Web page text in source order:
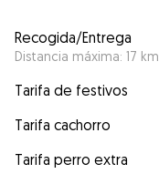
Recogida/Entrega
Distancia máxima: 17 km
Tarifa de festivos
Tarifa cachorro
Tarifa perro extra